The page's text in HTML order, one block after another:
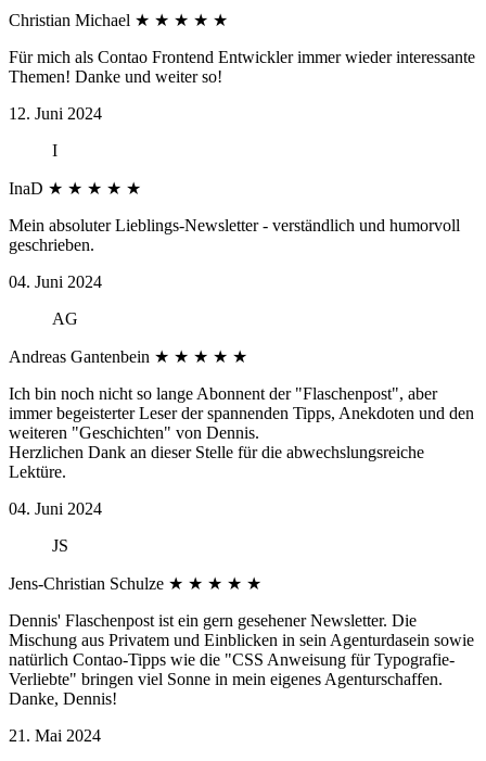
Christian Michael ★ ★ ★ ★ ★
Für mich als Contao Frontend Entwickler immer wieder interessante
Themen! Danke und weiter so!
12. Juni 2024
I
InaD ★ ★ ★ ★ ★
Mein absoluter Lieblings-Newsletter - verständlich und humorvoll
geschrieben.
04. Juni 2024
AG
Andreas Gantenbein ★ ★ ★ ★ ★
Ich bin noch nicht so lange Abonnent der "Flaschenpost", aber
immer begeisterter Leser der spannenden Tipps, Anekdoten und den
weiteren "Geschichten" von Dennis.
Herzlichen Dank an dieser Stelle für die abwechslungsreiche
Lektüre.
04. Juni 2024
JS
Jens-Christian Schulze ★ ★ ★ ★ ★
Dennis' Flaschenpost ist ein gern gesehener Newsletter. Die
Mischung aus Privatem und Einblicken in sein Agenturdasein sowie
natürlich Contao-Tipps wie die "CSS Anweisung für Typografie-
Verliebte" bringen viel Sonne in mein eigenes Agenturschaffen.
Danke, Dennis!
21. Mai 2024